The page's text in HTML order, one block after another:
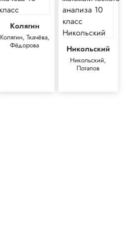
Колягин
Колягин, Ткачёва,
Фёдорова
Никольский
Никольский,
Потапов